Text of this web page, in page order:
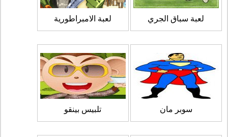
لعبة سباق الجري لعبة الامبراطورية
سوبر مان تلبيس بينقو